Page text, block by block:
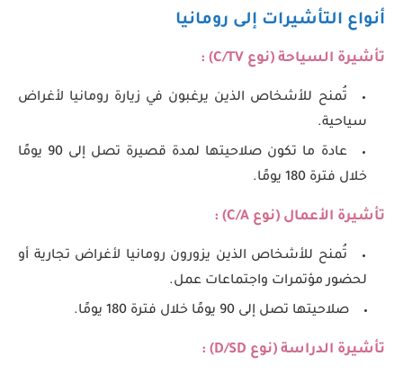
أنواع التأشيرات إلى رومانيا
تأشيرة السياحة (نوع C/TV
) :
تُمنح للأشخاص الذين يرغبون في زيارة رومانيا لأغراض
سياحية.
عادة ما تكون صلاحيتها لمدة قصيرة تصل إلى 90 يومًا
خلال فترة 180 يومًا.
تأشيرة الأعمال (نوع C/A
) :
تُمنح للأشخاص الذين يزورون رومانيا لأغراض تجارية أو
لحضور مؤتمرات واجتماعات عمل.
صلاحيتها تصل إلى 90 يومًا خلال فترة 180 يومًا.
تأشيرة الدراسة (نوع D/SD
) :